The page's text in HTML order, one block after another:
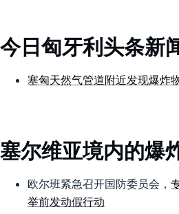
今日匈牙利头条新
塞匈天然气管道附近发现爆炸
塞尔维亚境内的爆
欧尔班紧急召开国防委员会，
举前发动假行动